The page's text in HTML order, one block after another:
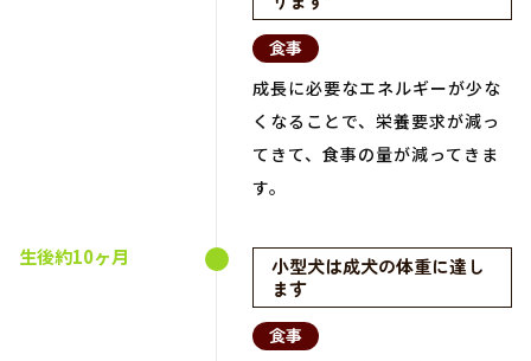
食事
成長に必要なエネルギーが少な
くなることで、栄養要求が減っ
てきて、食事の量が減ってきま
す。
生後約10ヶ月
小型犬は成犬の体重に達し
ます
食事